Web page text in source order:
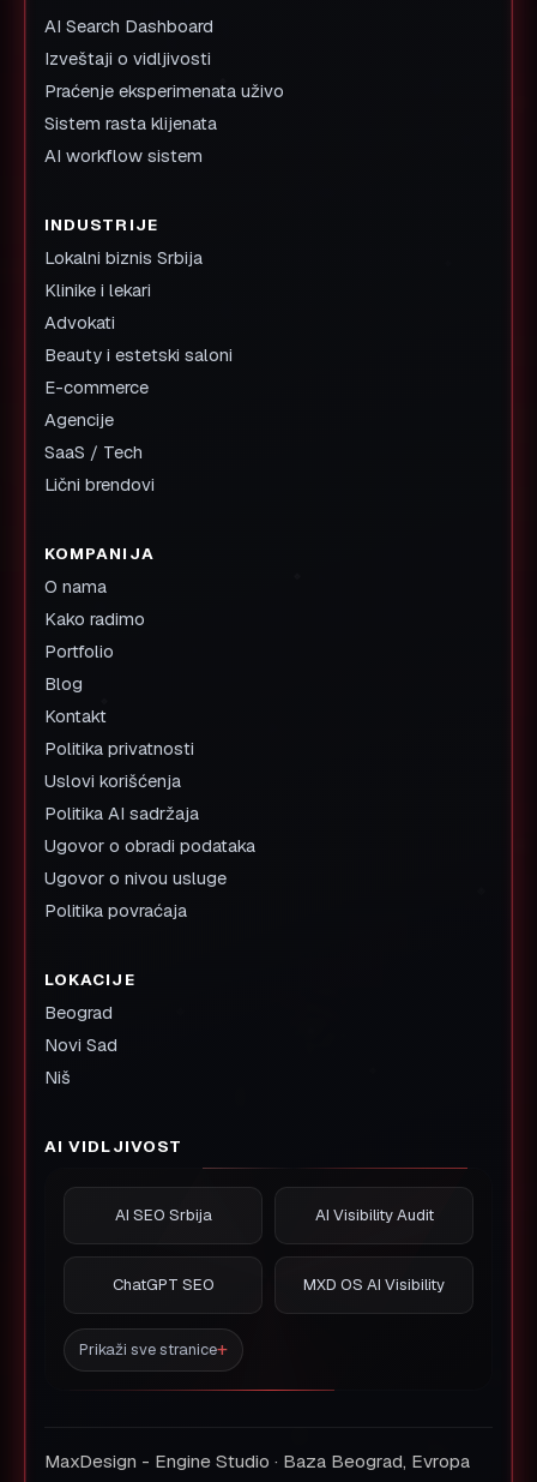
AI Search Dashboard
Izveštaji o vidljivosti
Praćenje eksperimenata uživo
Sistem rasta klijenata
AI workflow sistem
INDUSTRIJE
Lokalni biznis Srbija
Klinike i lekari
Advokati
Beauty i estetski saloni
E-commerce
Agencije
SaaS / Tech
Lični brendovi
KOMPANIJA
O nama
Kako radimo
Portfolio
Blog
Kontakt
Politika privatnosti
Uslovi korišćenja
Politika AI sadržaja
Ugovor o obradi podataka
Ugovor o nivou usluge
Politika povraćaja
LOKACIJE
Beograd
Novi Sad
Niš
AI VIDLJIVOST
AI SEO Srbija AI Visibility Audit
ChatGPT SEO MXD OS AI Visibility
Prikaži sve stranice
MaxDesign - Engine Studio · Baza Beograd, Evropa